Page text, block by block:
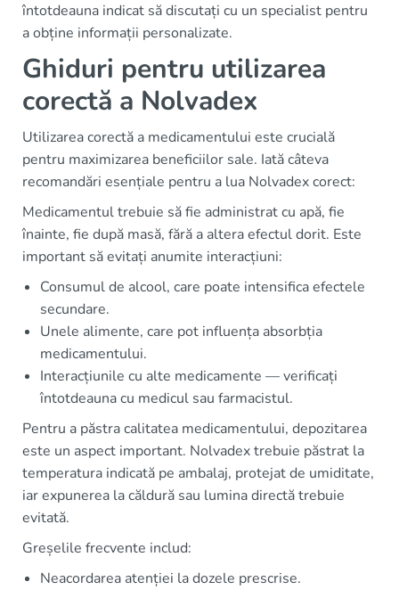
întotdeauna indicat să discutați cu un specialist pentru
a obține informații personalizate.
Ghiduri pentru utilizarea
corectă a Nolvadex
Utilizarea corectă a medicamentului este crucială
pentru maximizarea beneficiilor sale. Iată câteva
recomandări esențiale pentru a lua Nolvadex corect:
Medicamentul trebuie să fie administrat cu apă, fie
înainte, fie după masă, fără a altera efectul dorit. Este
important să evitați anumite interacțiuni:
Consumul de alcool, care poate intensifica efectele
secundare.
Unele alimente, care pot influența absorbția
medicamentului.
Interacțiunile cu alte medicamente — verificați
întotdeauna cu medicul sau farmacistul.
Pentru a păstra calitatea medicamentului, depozitarea
este un aspect important. Nolvadex trebuie păstrat la
temperatura indicată pe ambalaj, protejat de umiditate,
iar expunerea la căldură sau lumina directă trebuie
evitată.
Greșelile frecvente includ:
Neacordarea atenției la dozele prescrise.